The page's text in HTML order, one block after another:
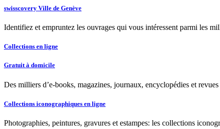
swisscovery Ville de Genève
Identifiez et empruntez les ouvrages qui vous intéressent parmi les
Collections en ligne
Gratuit à domicile
Des milliers d’e-books, magazines, journaux, encyclopédies et
Collections iconographiques en ligne
Photographies, peintures, gravures et estampes: les collections